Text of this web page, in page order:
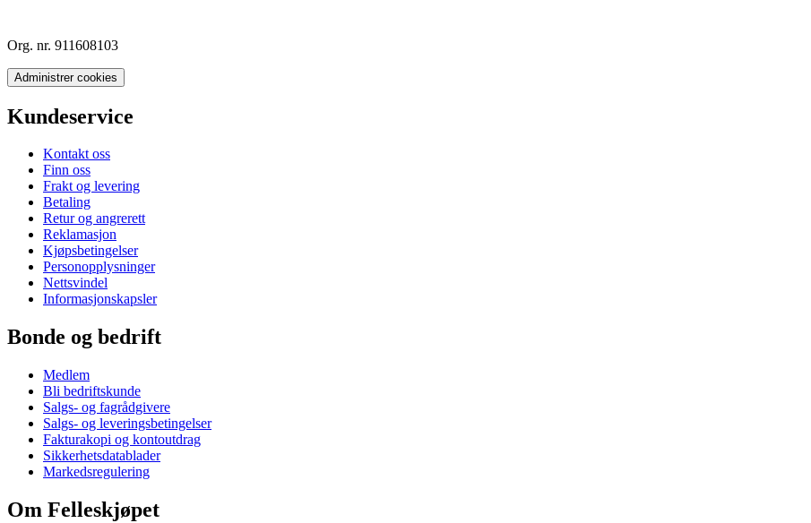
Org. nr. 911608103
Administrer cookies
Kundeservice
Kontakt oss
Finn oss
Frakt og levering
Betaling
Retur og angrerett
Reklamasjon
Kjøpsbetingelser
Personopplysninger
Nettsvindel
Informasjonskapsler
Bonde og bedrift
Medlem
Bli bedriftskunde
Salgs- og fagrådgivere
Salgs- og leveringsbetingelser
Fakturakopi og kontoutdrag
Sikkerhetsdatablader
Markedsregulering
Om Felleskjøpet